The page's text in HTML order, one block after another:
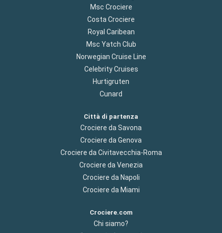
Msc Crociere
Costa Crociere
Royal Caribean
Msc Yatch Club
Norwegian Cruise Line
Celebrity Cruises
Hurtigruten
Cunard
Città di partenza
Crociere da Savona
Crociere da Genova
Crociere da Civitavecchia-Roma
Crociere da Venezia
Crociere da Napoli
Crociere da Miami
Crociere.com
Chi siamo?